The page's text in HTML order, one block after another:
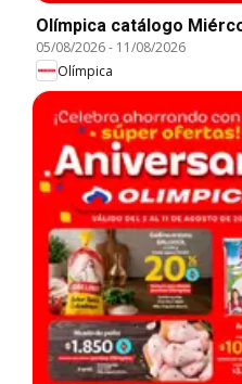
Olímpica catálogo
05/08/2026- 11/08/2026
Olímpica